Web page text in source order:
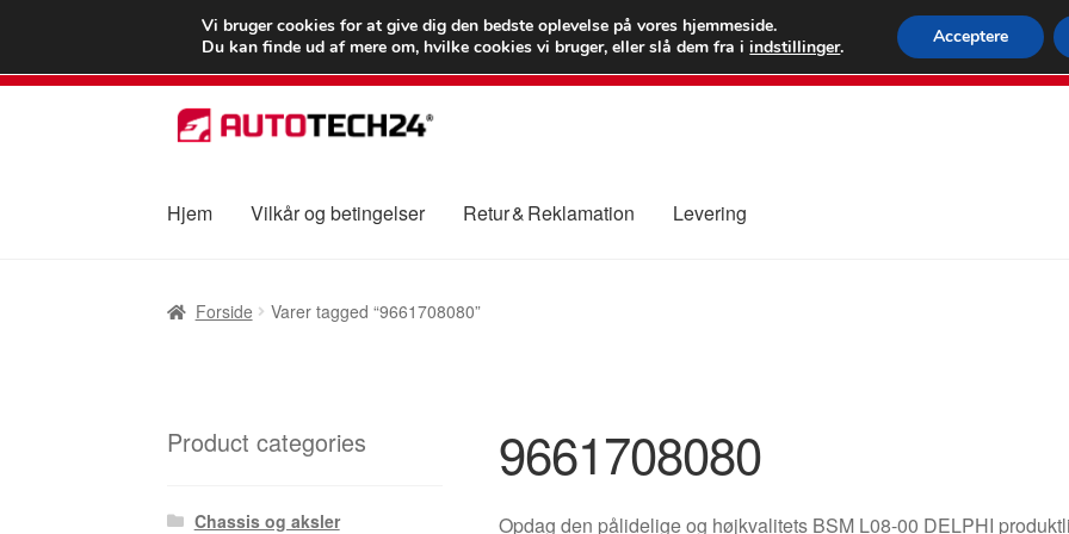
LEVERING fra 55 kr.
FEDEX
80 82
Spring
til
Spring
til
Hjem Vilkår og betingelser Retur & Reklamation Levering
Forside Varer tagged “9661708080”
9661708080
Opdag den pålidelige og højkvalitets BSM L08-00 DELPHI
Product categories
Chassis og aksler
Vi bruger cookies for at give dig den bedste oplevelse på vores hjemmeside.
Du kan finde ud af mere om, hvilke cookies vi bruger, eller slå dem fra iindstillinger. Acceptere